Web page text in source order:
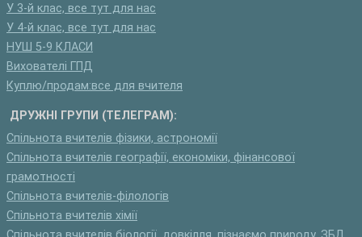
У 3-й клас, все тут для нас
У 4-й клас, все тут для нас
НУШ 5-9 КЛАСИ
Вихователі ГПД
Куплю/продам:все для вчителя
ДРУЖНІ ГРУПИ (ТЕЛЕГРАМ):
Спільнота вчителів фізики, астрономії
Спільнота вчителів географії, економіки, фінансової
грамотності
Спільнота вчителів-філологів
Спільнота вчителів хімії